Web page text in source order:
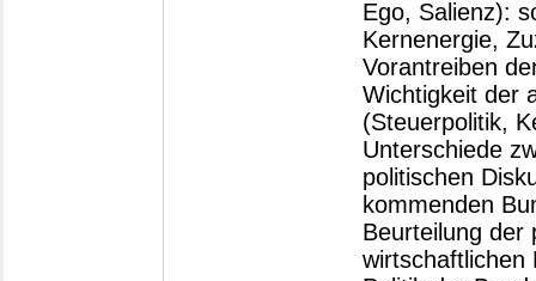
Ego, Salienz):
Kernenergie,
Vorantreiben
Wichtigkeit der
(Steuerpolitik,
Unterschiede
politischen
kommenden
Beurteilung der
wirtschaftlichen